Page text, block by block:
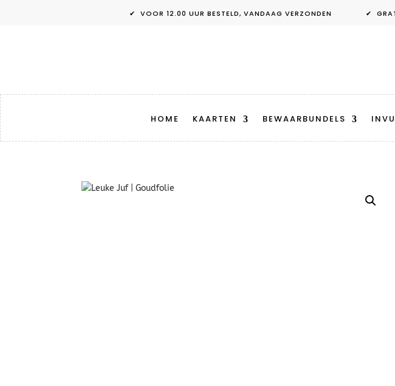
✔ VOOR 12.00 UUR BESTELD, VANDAAG VERZONDEN ✔
HOME KAARTEN BEWAARBUNDELS